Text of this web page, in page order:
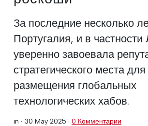
За последние несколько
Португалия, и в частности
уверенно завоевала
стратегического места для
размещения глобальных
технологических хабов.
in · 30 May 2025 · 0 Комментарии